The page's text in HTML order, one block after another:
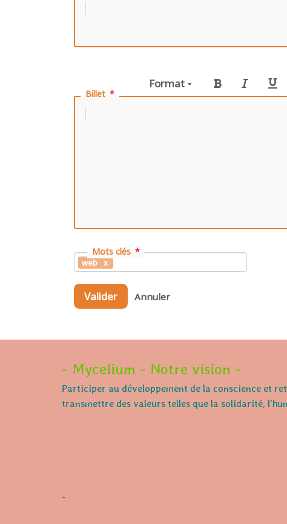
Billet
Format
Mots clés
web
Valider Annuler
- Mycelium - Notre vision -
Participer au développement de la conscience et
transmettre des valeurs telles que la solidarité,
-